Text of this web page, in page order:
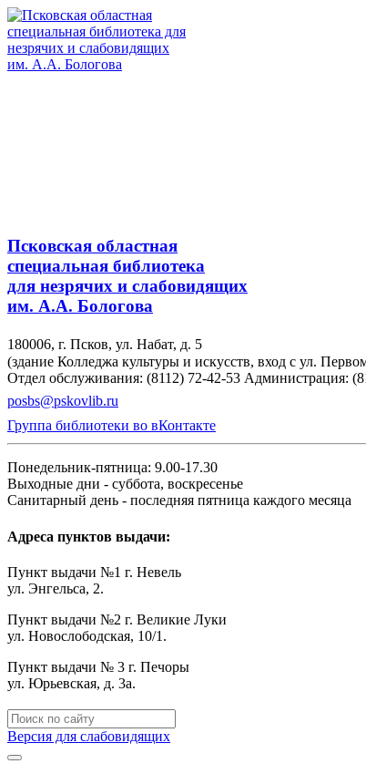
Псковская областная
специальная библиотека
для незрячих и слабовидящих
им. А.А. Бологова
180006, г. Псков, ул. Набат, д. 5
(здание Колледжа культуры и искусств, вход с ул.
Отдел обслуживания: (8112) 72-42-53 Администрация:
posbs@pskovlib.ru
Группа библиотеки во вКонтакте
Понедельник-пятница: 9.00-17.30
Выходные дни - суббота, воскресенье
Санитарный день - последняя пятница каждого месяца
Адреса пунктов выдачи:
Пункт выдачи №1 г. Невель
ул. Энгельса, 2.
Пункт выдачи №2 г. Великие Луки
ул. Новослободская, 10/1.
Пункт выдачи № 3 г. Печоры
ул. Юрьевская, д. 3а.
Версия для слабовидящих